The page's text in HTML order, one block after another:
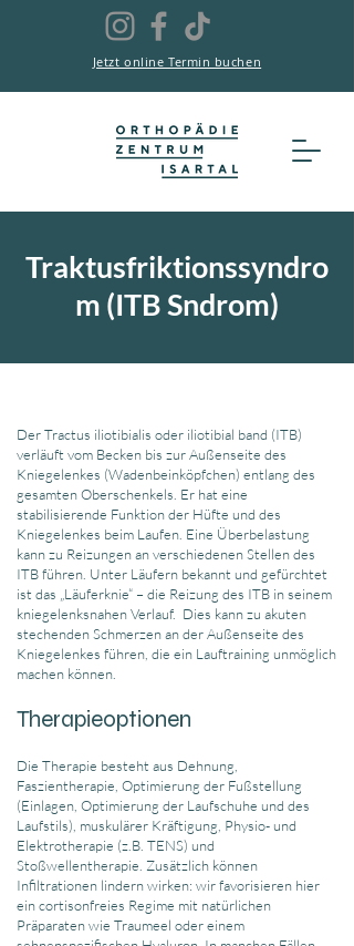
Jetzt online Termin buchen
Traktusfriktionssyndro
m (ITB Sndrom)
Der Tractus iliotibialis oder iliotibial band (ITB)
verläuft vom Becken bis zur Außenseite des
Kniegelenkes (Wadenbeinköpfchen) entlang des
gesamten Oberschenkels. Er hat eine
stabilisierende Funktion der Hüfte und des
Kniegelenkes beim Laufen. Eine Überbelastung
kann zu Reizungen an verschiedenen Stellen des
ITB führen. Unter Läufern bekannt und gefürchtet
ist das „Läuferknie“ – die Reizung des ITB in seinem
kniegelenksnahen Verlauf. Dies kann zu akuten
stechenden Schmerzen an der Außenseite des
Kniegelenkes führen, die ein Lauftraining unmöglich
machen können.
Therapieoptionen
Die Therapie besteht aus Dehnung,
Faszientherapie, Optimierung der Fußstellung
(Einlagen, Optimierung der Laufschuhe und des
Laufstils), muskulärer Kräftigung, Physio- und
Elektrotherapie (z.B. TENS) und
Stoßwellentherapie. Zusätzlich können
Infiltrationen lindern wirken: wir favorisieren hier
ein cortisonfreies Regime mit natürlichen
Präparaten wie Traumeel oder einem